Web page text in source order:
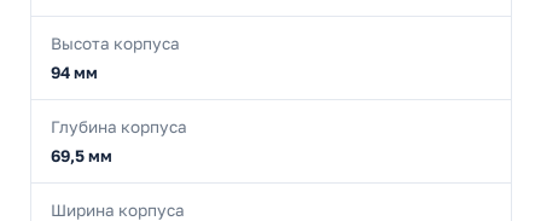
Высота корпуса
94 мм
Глубина корпуса
69,5 мм
Ширина корпуса